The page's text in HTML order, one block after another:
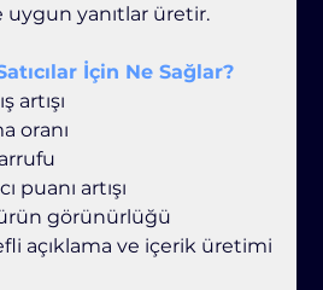
yanıtlar üretir.
İçin Ne Sağlar?
artışı
oranı
puanı artışı
ürün görünürlüğü
açıklama ve içerik üretimi